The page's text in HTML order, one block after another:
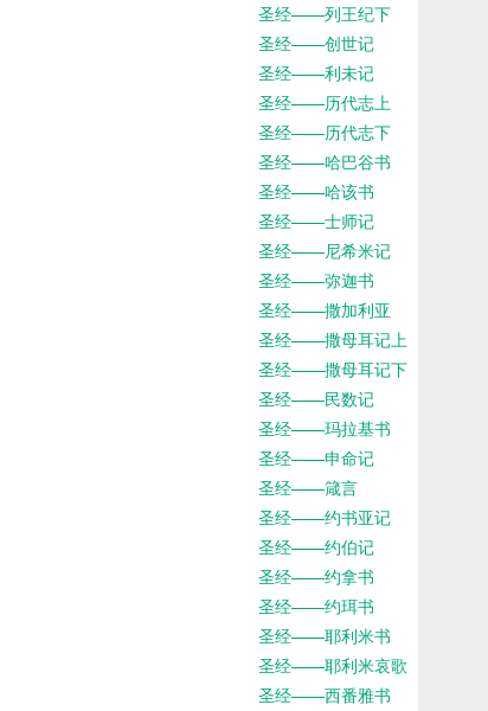
圣经——列王纪下
圣经——创世记
圣经——利未记
圣经——历代志上
圣经——历代志下
圣经——哈巴谷书
圣经——哈该书
圣经——士师记
圣经——尼希米记
圣经——弥迦书
圣经——撒加利亚
圣经——撒母耳记上
圣经——撒母耳记下
圣经——民数记
圣经——玛拉基书
圣经——申命记
圣经——箴言
圣经——约书亚记
圣经——约伯记
圣经——约拿书
圣经——约珥书
圣经——耶利米书
圣经——耶利米哀歌
圣经——西番雅书